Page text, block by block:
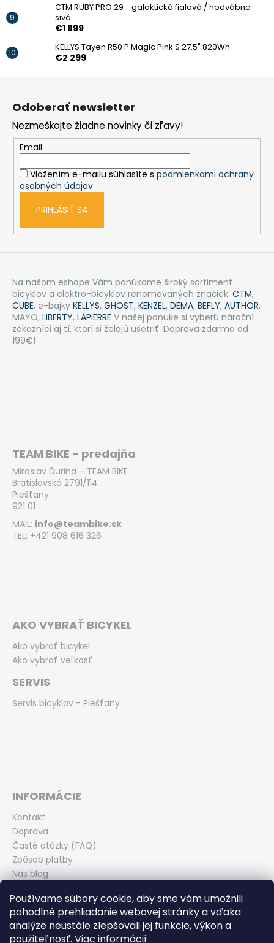
Používame súbory cookie, aby sme vám umožnili
pohodlné prehliadanie webovej stránky a vďaka
analýze neustále zlepšovali jej funkcie, výkon a
použiteľnosť. Viac informácií
CTM RUBY PRO 29 - galaktická fialová / hodvábna
sivá
€1 899
KELLYS Tayen R50 P Magic Pink S 27.5" 820Wh
€2 299
Z
Odoberať newsletter
Nezmeškajte žiadne novinky či zľavy!
Email
Vložením e-mailu súhlasíte s podmienkami ochrany
osobných údajov
PRIHLÁSIŤ SA
Na našom eshope Vám ponúkame široký sortiment
bicyklov a elektro-bicyklov renomovaných značiek: CTM,
CUBE, e-bajky KELLYS, GHOST, KENZEL, DEMA, BEFLY, AUTHOR,
MAYO, LIBERTY, LAPIERRE V našej ponuke si vyberú nároční
zákazníci aj tí, ktorí si želajú ušetriť. Doprava zdarma od
199€!
TEAM BIKE - predajňa
Miroslav Ďurina – TEAM BIKE
Bratislavská 2791/114
Piešťany
921 01
MAIL: info@teambike.sk
TEL: +421 908 616 326
AKO VYBRAŤ BICYKEL
Ako vybrať bicykel
Ako vybrať veľkosť
SERVIS
Servis bicyklov - Piešťany
INFORMÁCIE
Kontakt
Doprava
Časté otázky (FAQ)
Zpôsob platby
Nás blog
Zásady ochrany osobných údajov
Odstúpenie od kúpnej zmluvy